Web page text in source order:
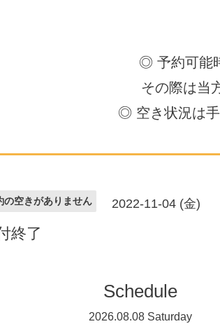
◎ 予約可能
その際は当
◎ 空き状況は手
の空きがありません 2022-11-04 (金)
終了
Schedule
2026.08.08 Saturday